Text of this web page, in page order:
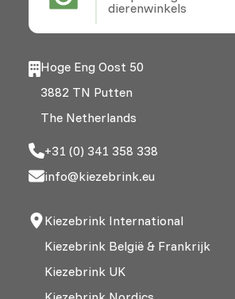
dierenwinkels
Hoge Eng Oost 50
3882 TN Putten
The Netherlands
+31 (0) 341 358 338
info@kiezebrink.eu
Kiezebrink International
Kiezebrink België & Frankrijk
Kiezebrink UK